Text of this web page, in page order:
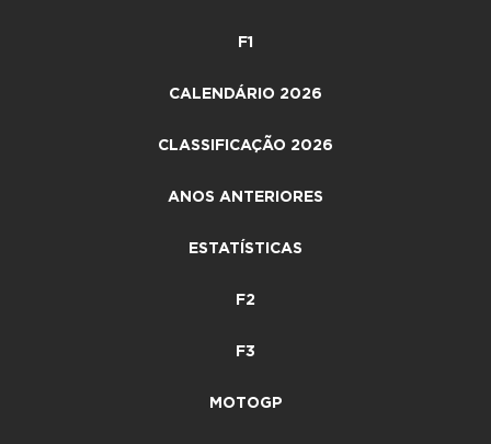
F1
CALENDÁRIO 2026
CLASSIFICAÇÃO 2026
ANOS ANTERIORES
ESTATÍSTICAS
F2
F3
MOTOGP